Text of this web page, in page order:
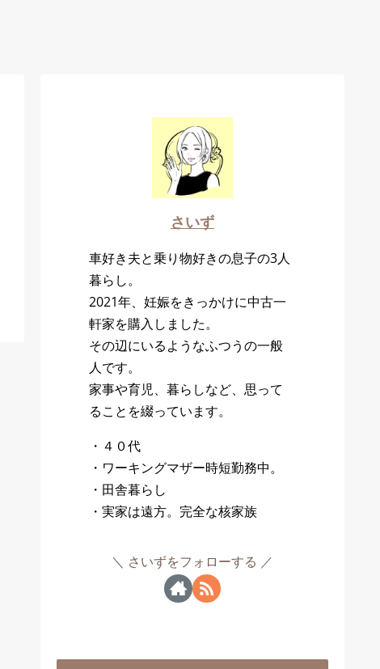
さいず
車好き夫と乗り物好きの息子の3人
暮らし。
2021年、妊娠をきっかけに中古一
軒家を購入しました。
その辺にいるようなふつうの一般
人です。
家事や育児、暮らしなど、思って
ることを綴っています。
・４０代
・ワーキングマザー時短勤務中。
・田舎暮らし
・実家は遠方。完全な核家族
さいずをフォローする